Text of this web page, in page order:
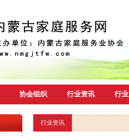
协会组织 行业资讯 行
行业资讯